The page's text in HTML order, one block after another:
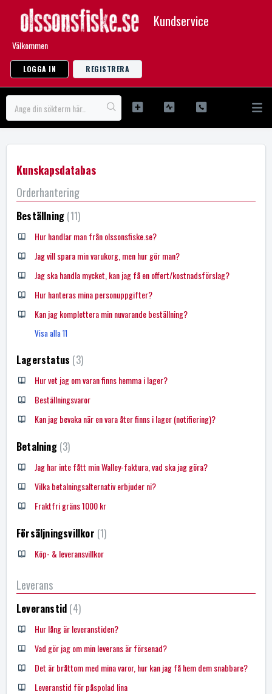
Kundservice
Välkommen
LOGGA IN REGISTRERA
Kunskapsdatabas
Orderhantering
Beställning 11
Hur handlar man från olssonsfiske.se?
Jag vill spara min varukorg, men hur gör man?
Jag ska handla mycket, kan jag få en offert/kostnadsförslag?
Hur hanteras mina personuppgifter?
Kan jag komplettera min nuvarande beställning?
Visa alla 11
Lagerstatus 3
Hur vet jag om varan finns hemma i lager?
Beställningsvaror
Kan jag bevaka när en vara åter finns i lager (notifiering)?
Betalning 3
Jag har inte fått min Walley-faktura, vad ska jag göra?
Vilka betalningsalternativ erbjuder ni?
Fraktfri gräns 1000 kr
Försäljningsvillkor 1
Köp- & leveransvillkor
Leverans
Leveranstid 4
Hur lång är leveranstiden?
Vad gör jag om min leverans är försenad?
Det är bråttom med mina varor, hur kan jag få hem dem snabbare?
Leveranstid för påspolad lina